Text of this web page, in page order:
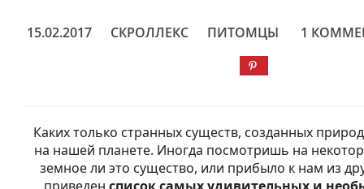
15.02.2017 СКРОЛЛЕКС ПИТОМЦЫ 1
Каких только странных существ, созданных
на нашей планете. Иногда посмотришь на
земное ли это существо, или прибыло к нам из